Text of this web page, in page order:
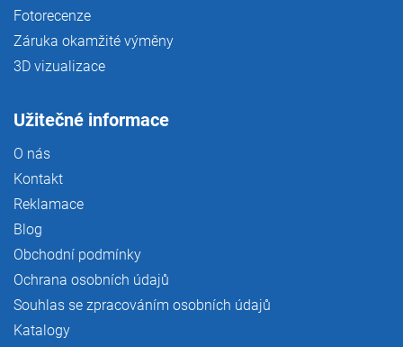
Fotorecenze
Záruka okamžité výměny
3D vizualizace
Užitečné informace
O nás
Kontakt
Reklamace
Blog
Obchodní podmínky
Ochrana osobních údajů
Souhlas se zpracováním osobních údajů
Katalogy